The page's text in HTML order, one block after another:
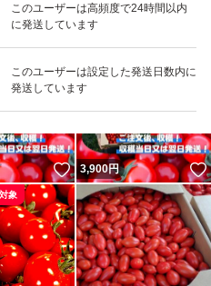
が目安ですが冷蔵保存でよ
このユーザーは高頻度で24時間以内
に発送しています
このユーザーは設定した発送日数内に
発送しています
いいね！
1,399
いいね！
3,900円
象